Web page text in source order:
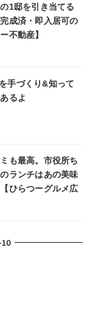
1邸を引き当てる
成済・即入居可の
不動産】
手づくり&知って
るよ
も最高。市役所ち
ランチはあの美味
ひらつーグルメ広